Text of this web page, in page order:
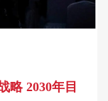
略 2030年目